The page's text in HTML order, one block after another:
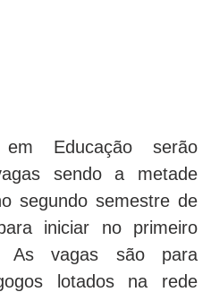
Educação serão
sendo a metade
segundo semestre de
iniciar no primeiro
As vagas são para
lotados na rede